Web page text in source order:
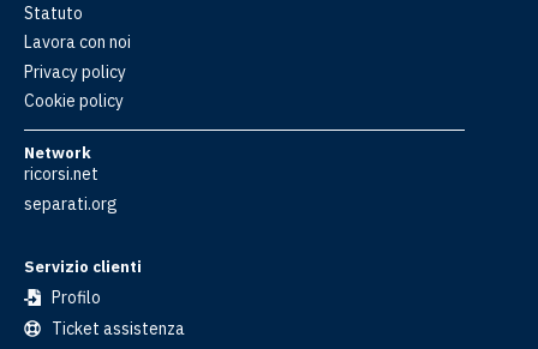
Statuto
Lavora con noi
Privacy policy
Cookie policy
Network
ricorsi.net
separati.org
Servizio clienti
Profilo
Ticket assistenza